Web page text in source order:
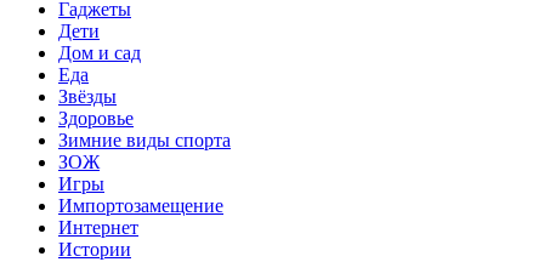
Гаджеты
Дети
Дом и сад
Еда
Звёзды
Здоровье
Зимние виды спорта
ЗОЖ
Игры
Импортозамещение
Интернет
Истории